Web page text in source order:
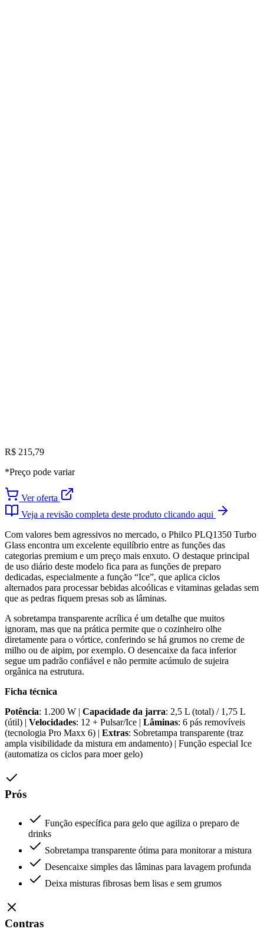
R$ 215,79
*Preço pode variar
Ver oferta
Veja a revisão completa deste produto clicando aqui
Com valores bem agressivos no mercado, o Philco PLQ1350 Turbo
Glass encontra um excelente equilíbrio entre as funções das
categorias premium e um preço mais enxuto. O destaque principal
de uso diário deste modelo fica para as funções de preparo
dedicadas, especialmente a função “Ice”, que aplica ciclos
alternados para processar bebidas alcoólicas e vitaminas geladas sem
que as pedras fiquem presas sob as lâminas.
A sobretampa transparente acrílica é um detalhe que muitos
ignoram, mas que na prática permite que o cozinheiro olhe
diretamente para o vórtice, conferindo se há grumos no creme de
milho ou de aipim, por exemplo. O desencaixe da faca inferior
segue um padrão confiável e não permite acúmulo de sujeira
orgânica na estrutura.
Ficha técnica
Potência: 1.200 W | Capacidade da jarra: 2,5 L (total) / 1,75 L
(útil) | Velocidades: 12 + Pulsar/Ice | Lâminas: 6 pás removíveis
(tecnologia Pro Maxx 6) | Extras: Sobretampa transparente (traz
ampla visibilidade da mistura em andamento) | Função especial Ice
(automatiza os ciclos para moer gelo)
Prós
Função específica para gelo que agiliza o preparo de
drinks
Sobretampa transparente ótima para monitorar a mistura
Desencaixe simples das lâminas para lavagem profunda
Deixa misturas fibrosas bem lisas e sem grumos
Contras